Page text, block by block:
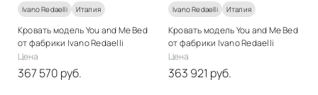
Ivano Redaelli Италия
Кровать модель You and Me Bed
от фабрики Ivano Redaelli
Цена
367 570 руб.
Ivano Redaelli Италия
Кровать модель You and Me Bed
от фабрики Ivano Redaelli
Цена
363 921 руб.